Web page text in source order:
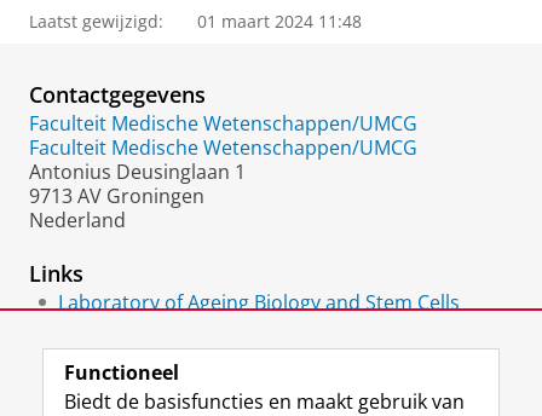
r
P
o
r
t
a
l
Laatst gewijzigd: 01 maart 2024 11:48
Contactgegevens
Faculteit Medische Wetenschappen/UMCG
Faculteit Medische Wetenschappen/UMCG
Antonius Deusinglaan 1
9713 AV Groningen
Nederland
Links
Laboratory of Ageing Biology and Stem Cells
Functioneel
Biedt de basisfuncties en maakt gebruik van